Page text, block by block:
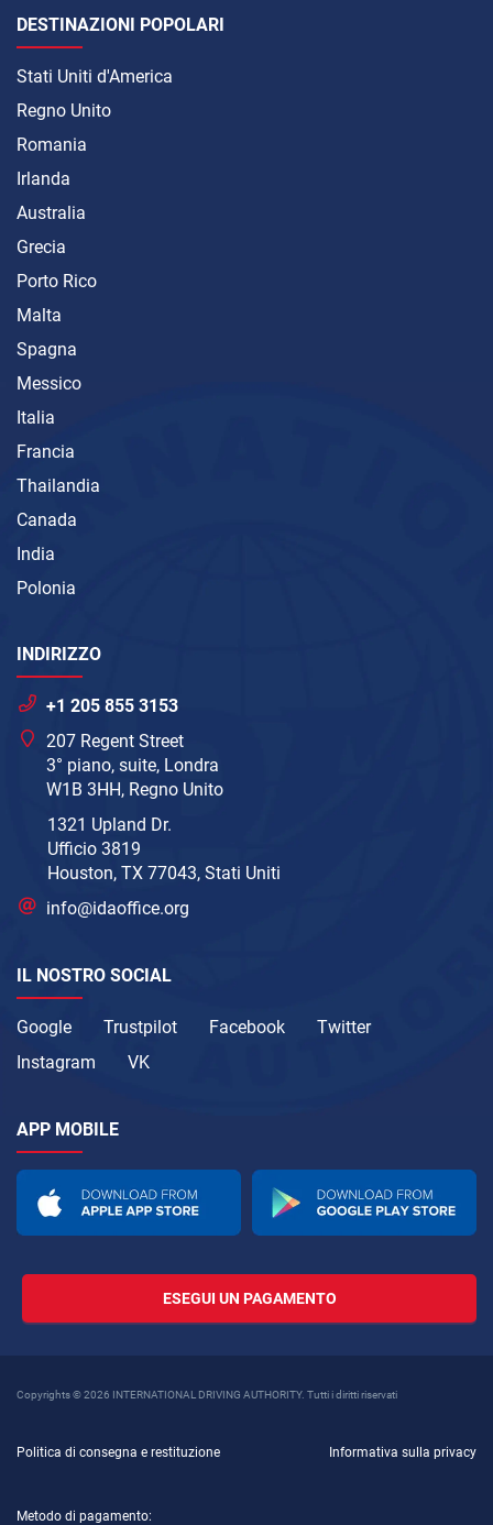
DESTINAZIONI POPOLARI
Stati Uniti d'America
Regno Unito
Romania
Irlanda
Australia
Grecia
Porto Rico
Malta
Spagna
Messico
Italia
Francia
Thailandia
Canada
India
Polonia
INDIRIZZO
+1 205 855 3153
207 Regent Street
3° piano, suite, Londra
W1B 3HH, Regno Unito
1321 Upland Dr.
Ufficio 3819
Houston, TX 77043, Stati Uniti
info@idaoffice.org
IL NOSTRO SOCIAL
Google Trustpilot Facebook
Twitter
Instagram
VK
APP MOBILE
ESEGUI UN PAGAMENTO
Copyrights © 2026 INTERNATIONAL DRIVING AUTHORITY. Tutti i diritti riservati
Politica di consegna e restituzione Informativa sulla privacy
Metodo di pagamento: